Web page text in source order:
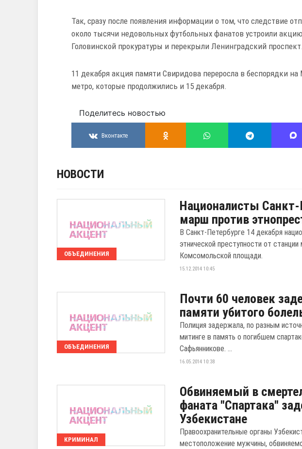
Так, сразу после появления информации о том, что следствие
около тысячи недовольных футбольных фанатов устроили
Головинской прокуратуры и перекрыли Ленинградский проспект.
11 декабря акция памяти Свиридова переросла в беспорядки
метро, которые продолжились и 15 декабря.
Поделитесь новостью
Вконтакте
НОВОСТИ
ОБЪЕДИНЕНИЯ
Националисты Санкт-
марш против
В Санкт-Петербурге 14 декабря
этнической преступности от
Комсомольской площади.
15.12.2014 10:45
ОБЪЕДИНЕНИЯ
Почти 60 человек
памяти убитого
Полиция задержала, по разным
митинге в память о погибшем
Сафьянникове. ...
16.05.2014 10:38
КРИМИНАЛ
Обвиняемый в
фаната "Спартака"
Узбекистане
Правоохранительные органы
местоположение мужчины,